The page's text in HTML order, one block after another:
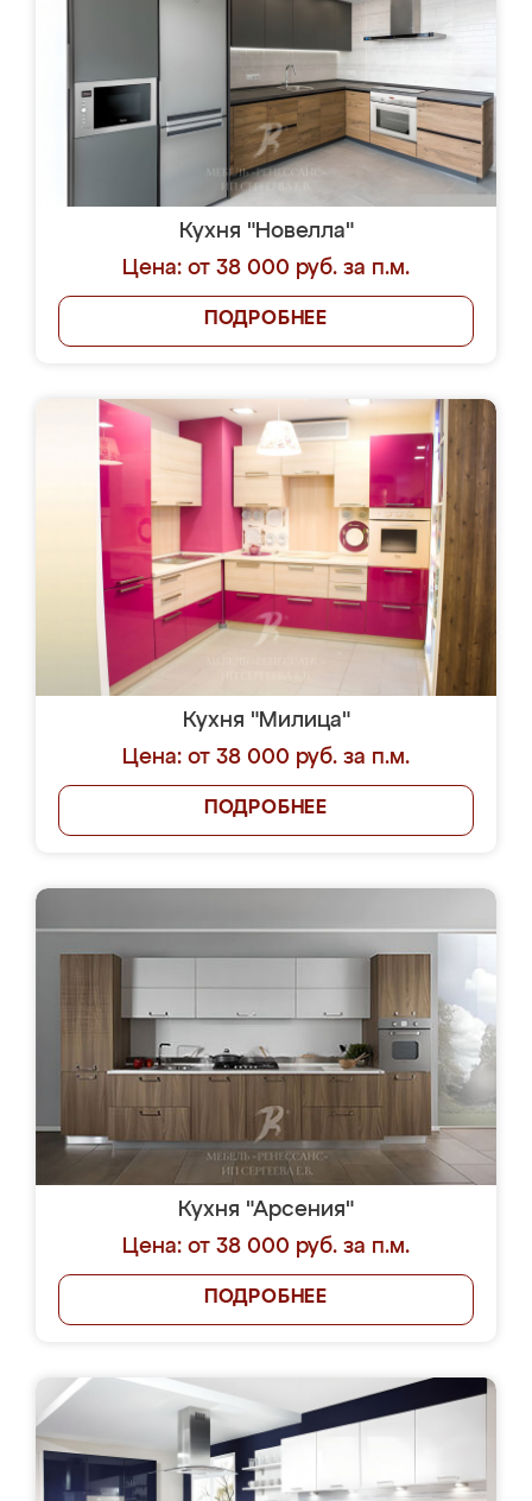
Кухня "Новелла"
Цена: от 38 000 руб. за п.м.
ПОДРОБНЕЕ
Кухня "Милица"
Цена: от 38 000 руб. за п.м.
ПОДРОБНЕЕ
Кухня "Арсения"
Цена: от 38 000 руб. за п.м.
ПОДРОБНЕЕ